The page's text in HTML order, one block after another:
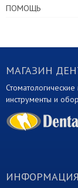
ПОМОЩЬ
МАГАЗИН
инструменты и
ИНФОРМАЦИЯ